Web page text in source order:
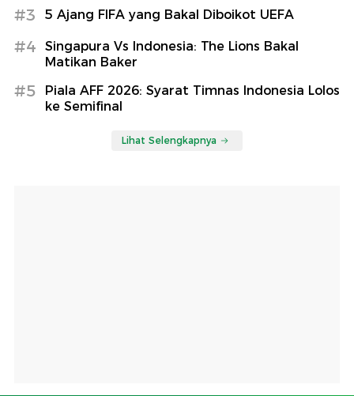
#3 5 Ajang FIFA yang Bakal Diboikot UEFA
#4
Singapura Vs Indonesia: The Lions Bakal
Matikan Baker
#5
Piala AFF 2026: Syarat Timnas Indonesia Lolos
ke Semifinal
Lihat Selengkapnya